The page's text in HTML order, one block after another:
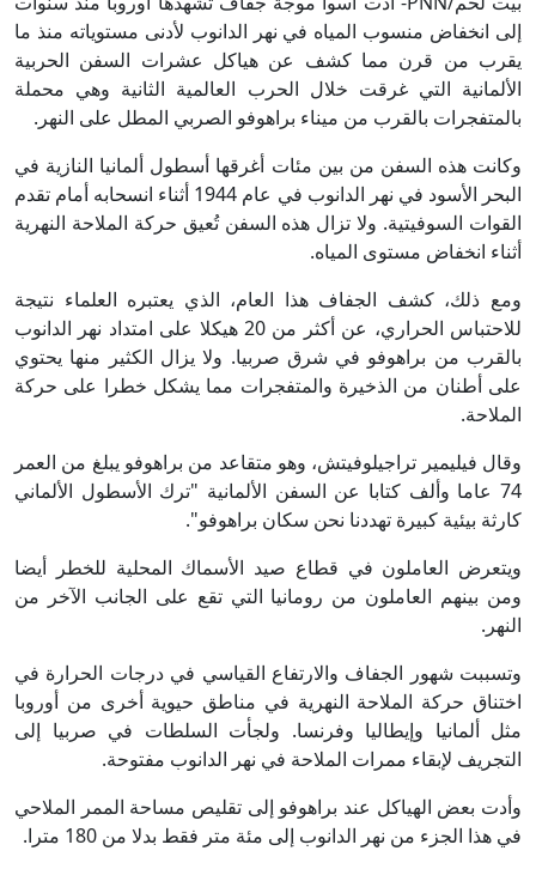
إلى انخفاض منسوب المياه في نهر الدانوب لأدنى مستوياته منذ ما
يقرب من قرن مما كشف عن هياكل عشرات السفن الحربية
الألمانية التي غرقت خلال الحرب العالمية الثانية وهي محملة
بالمتفجرات بالقرب من ميناء براهوفو الصربي المطل على النهر.
وكانت هذه السفن من بين مئات أغرقها أسطول ألمانيا النازية في
البحر الأسود في نهر الدانوب في عام 1944 أثناء انسحابه أمام تقدم
القوات السوفيتية. ولا تزال هذه السفن تُعيق حركة الملاحة النهرية
أثناء انخفاض مستوى المياه.
ومع ذلك، كشف الجفاف هذا العام، الذي يعتبره العلماء نتيجة
للاحتباس الحراري، عن أكثر من 20 هيكلا على امتداد نهر الدانوب
بالقرب من براهوفو في شرق صربيا. ولا يزال الكثير منها يحتوي
على أطنان من الذخيرة والمتفجرات مما يشكل خطرا على حركة
الملاحة.
وقال فيليمير تراجيلوفيتش، وهو متقاعد من براهوفو يبلغ من العمر
74 عاما وألف كتابا عن السفن الألمانية "ترك الأسطول الألماني
كارثة بيئية كبيرة تهددنا نحن سكان براهوفو".
ويتعرض العاملون في قطاع صيد الأسماك المحلية للخطر أيضا
ومن بينهم العاملون من رومانيا التي تقع على الجانب الآخر من
النهر.
وتسببت شهور الجفاف والارتفاع القياسي في درجات الحرارة في
اختناق حركة الملاحة النهرية في مناطق حيوية أخرى من أوروبا
مثل ألمانيا وإيطاليا وفرنسا. ولجأت السلطات في صربيا إلى
التجريف لإبقاء ممرات الملاحة في نهر الدانوب مفتوحة.
وأدت بعض الهياكل عند براهوفو إلى تقليص مساحة الممر الملاحي
في هذا الجزء من نهر الدانوب إلى مئة متر فقط بدلا من 180 مترا.